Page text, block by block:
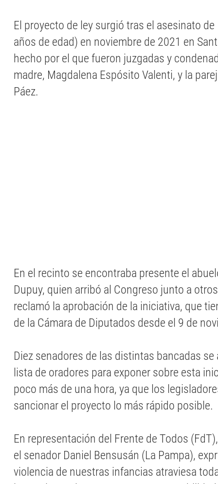
El proyecto de ley surgió tras el asesinato
años de edad) en noviembre de 2021 en
hecho por el que fueron juzgadas y
madre, Magdalena Espósito Valenti, y la
Páez.
En el recinto se encontraba presente el
Dupuy, quien arribó al Congreso junto a
reclamó la aprobación de la iniciativa, que
de la Cámara de Diputados desde el 9 de
Diez senadores de las distintas bancadas
lista de oradores para exponer sobre esta
poco más de una hora, ya que los
sancionar el proyecto lo más rápido posible.
En representación del Frente de Todos
el senador Daniel Bensusán (La Pampa),
violencia de nuestras infancias atraviesa